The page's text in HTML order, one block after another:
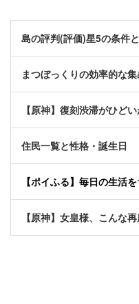
島の評判(評価)星5の条件
まつぼっくりの効率的な
【原神】復刻渋滞がひど
住民一覧と性格・誕生日
【ポイふる】毎日の生活
【原神】女皇様、こんな